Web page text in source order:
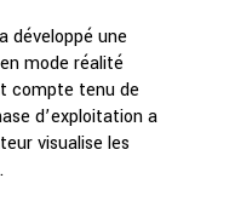
développé une
mode réalité
compte tenu de
d’exploitation a
visualise les